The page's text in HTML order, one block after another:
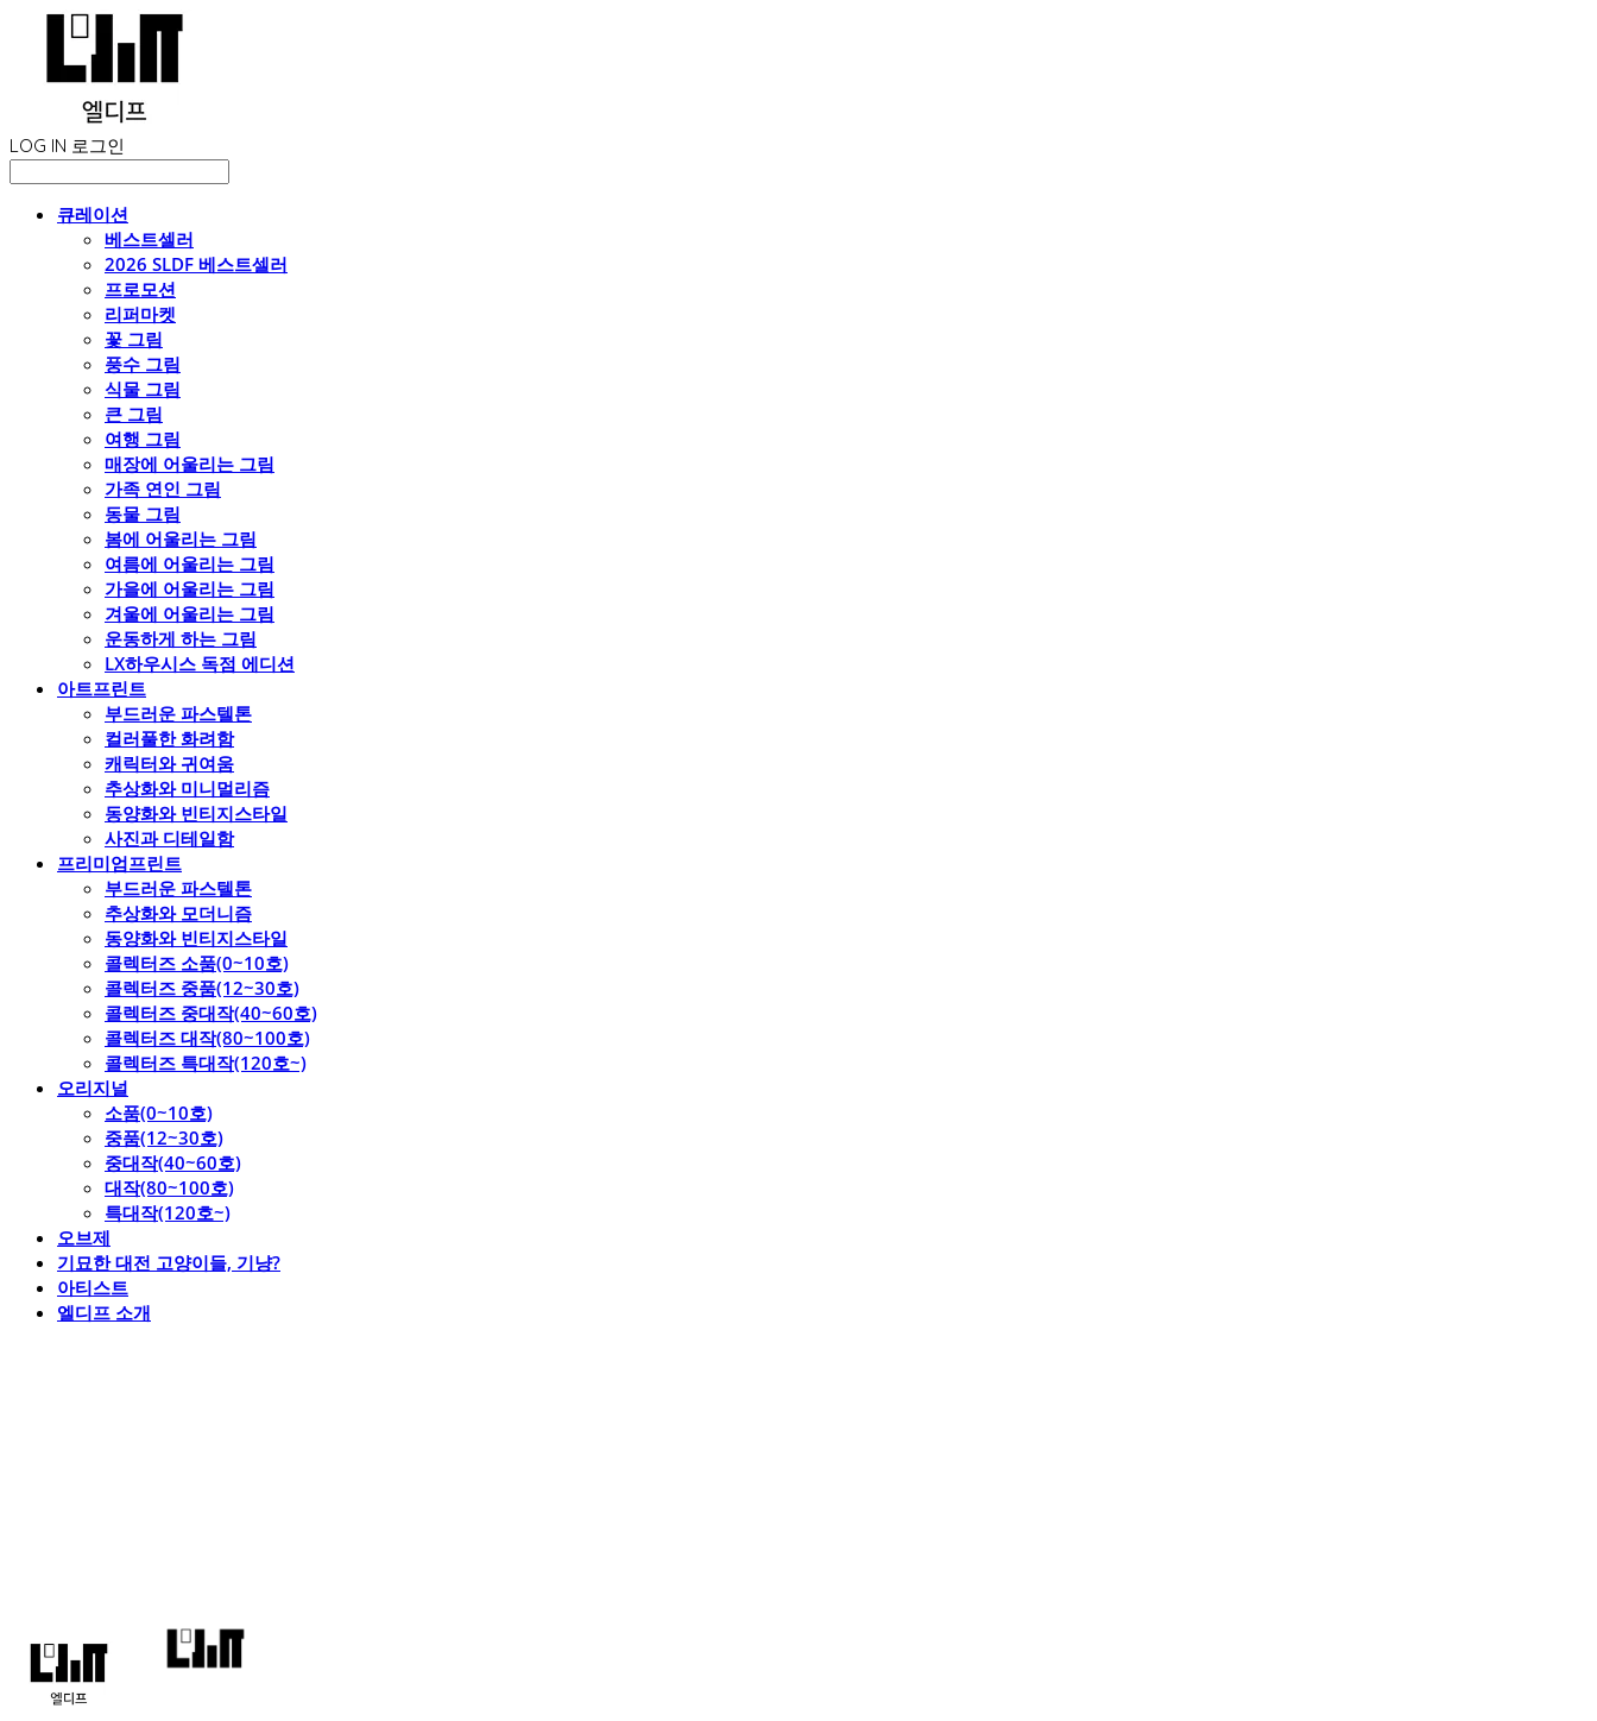
LOG IN 로그인
큐레이션
베스트셀러
2026 SLDF 베스트셀러
프로모션
리퍼마켓
꽃 그림
풍수 그림
식물 그림
큰 그림
여행 그림
매장에 어울리는 그림
가족 연인 그림
동물 그림
봄에 어울리는 그림
여름에 어울리는 그림
가을에 어울리는 그림
겨울에 어울리는 그림
운동하게 하는 그림
LX하우시스 독점 에디션
아트프린트
부드러운 파스텔톤
컬러풀한 화려함
캐릭터와 귀여움
추상화와 미니멀리즘
동양화와 빈티지스타일
사진과 디테일함
프리미엄프린트
부드러운 파스텔톤
추상화와 모더니즘
동양화와 빈티지스타일
콜렉터즈 소품(0~10호)
콜렉터즈 중품(12~30호)
콜렉터즈 중대작(40~60호)
콜렉터즈 대작(80~100호)
콜렉터즈 특대작(120호~)
오리지널
소품(0~10호)
중품(12~30호)
중대작(40~60호)
대작(80~100호)
특대작(120호~)
오브제
기묘한 대전 고양이들, 기냥?
아티스트
엘디프 소개